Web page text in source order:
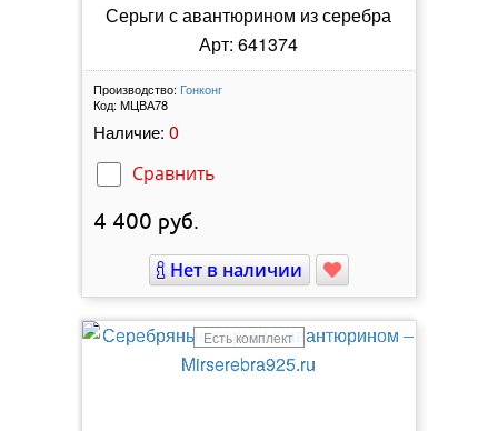
Серьги с авантюрином из серебра
Арт: 641374
Производство: Гонконг
Код: МЦВА78
Наличие: 0
Сравнить
4 400 руб.
Нет в наличии
Есть комплект